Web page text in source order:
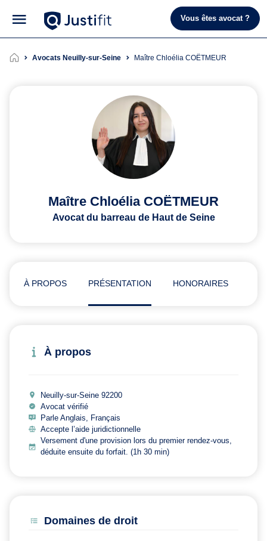
Vous êtes avocat ?
Avocats Neuilly-sur-Seine Maître Chloélia COËTMEUR
Maître Chloélia COËTMEUR
Avocat du barreau de Haut de Seine
À PROPOS PRÉSENTATION HONORAIRES
À propos
Neuilly-sur-Seine 92200
Avocat vérifié
Parle Anglais, Français
Accepte l’aide juridictionnelle
Versement d'une provision lors du premier rendez-vous,
déduite ensuite du forfait. (1h 30 min)
Domaines de droit